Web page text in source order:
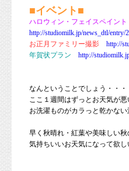
■イベント■
ハロウィン・フェイスペイント
http://studiomilk.jp/news_dtl/entry/
お正月ファミリー撮影 http://
年賀状プラン
http://
なんということでしょう・・・
ここ１週間はずっとお天気が悪
お洗濯ものがカラっと乾かない
早く秋晴れ・紅葉や美味しい秋
気持ちいいお天気になって欲し